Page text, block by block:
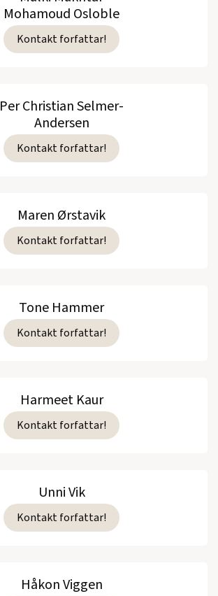
Mohamoud Osloble
Kontakt forfattar!
Per Christian Selmer-
Andersen
Kontakt forfattar!
Maren Ørstavik
Kontakt forfattar!
Tone Hammer
Kontakt forfattar!
Harmeet Kaur
Kontakt forfattar!
Unni Vik
Kontakt forfattar!
Håkon Viggen